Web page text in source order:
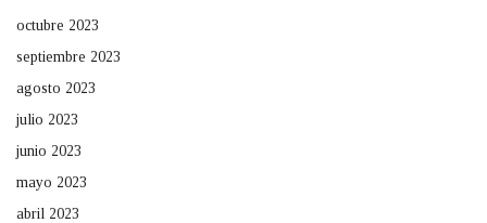
octubre 2023
septiembre 2023
agosto 2023
julio 2023
junio 2023
mayo 2023
abril 2023